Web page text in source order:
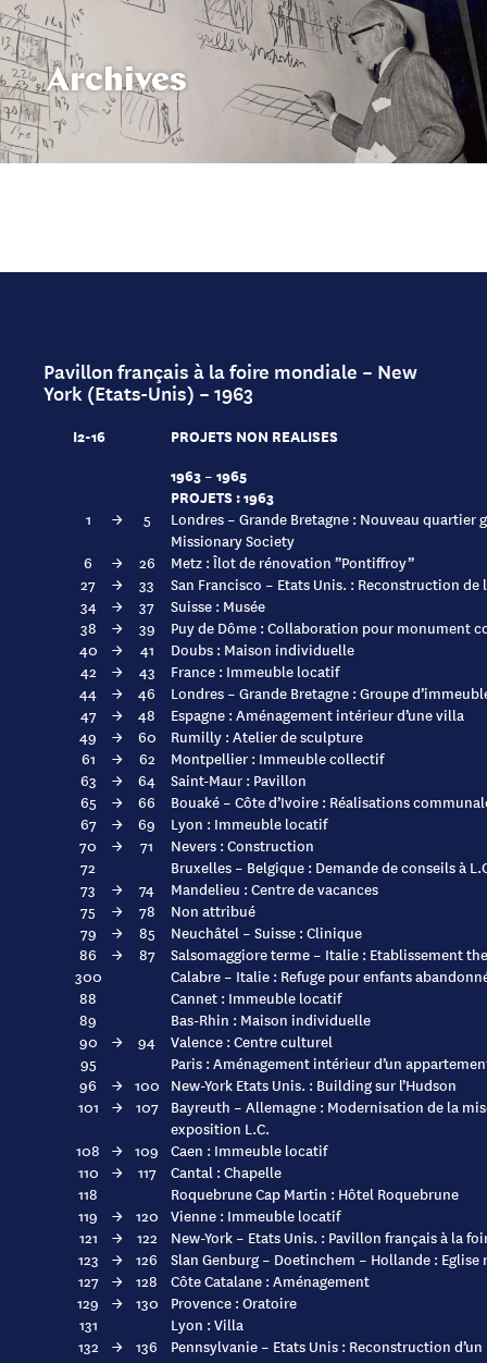
Archives
Pavillon français à la foire mondiale – New
York (Etats-Unis) – 1963
I2-16
PROJETS NON REALISES
1963 – 1965
PROJETS : 1963
1 → 5
Londres – Grande Bretagne : Nouveau quartier
Missionary Society
6
→ 26
Metz : Îlot de rénovation ”Pontiffroy”
27
→ 33
San Francisco – Etats Unis. : Reconstruction de
34
→ 37
Suisse : Musée
38
→ 39
Puy de Dôme : Collaboration pour monument
40
→ 41
Doubs : Maison individuelle
42
→ 43
France : Immeuble locatif
44
→ 46
Londres – Grande Bretagne : Groupe
47
→ 48
Espagne : Aménagement intérieur d’une villa
49
→ 60
Rumilly : Atelier de sculpture
61
→ 62
Montpellier : Immeuble collectif
63
→ 64
Saint-Maur : Pavillon
65
→ 66
Bouaké – Côte d’Ivoire : Réalisations
67
→ 69
Lyon : Immeuble locatif
70
→ 71
Nevers : Construction
72
Bruxelles – Belgique : Demande de conseils à
73
→ 74
Mandelieu : Centre de vacances
75
→ 78
Non attribué
79
→ 85
Neuchâtel – Suisse : Clinique
86
→ 87
Salsomaggiore terme – Italie : Etablissement
300
Calabre – Italie : Refuge pour enfants
88
Cannet : Immeuble locatif
89
Bas-Rhin : Maison individuelle
90
→ 94
Valence : Centre culturel
95
Paris : Aménagement intérieur d’un
96
→ 100 New-York Etats Unis. : Building sur l’Hudson
101
→ 107
Bayreuth – Allemagne : Modernisation de la
exposition L.C.
108 → 109 Caen : Immeuble locatif
110
→ 117
Cantal : Chapelle
118
Roquebrune Cap Martin : Hôtel Roquebrune
119
→ 120 Vienne : Immeuble locatif
121
→ 122
New-York – Etats Unis. : Pavillon français à la
123
→ 126
Slan Genburg – Doetinchem – Hollande :
127
→ 128
Côte Catalane : Aménagement
129
→ 130
Provence : Oratoire
131
Lyon : Villa
132
→ 136
Pennsylvanie – Etats Unis : Reconstruction